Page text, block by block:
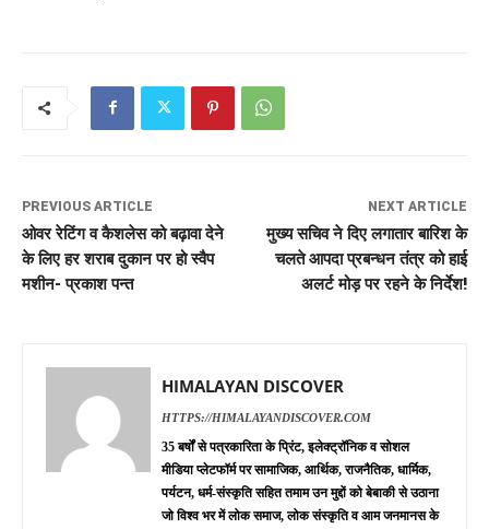
PREVIOUS ARTICLE
ओवर रेटिंग व कैशलेस को बढ़ावा देने
के लिए हर शराब दुकान पर हो स्वैप
मशीन- प्रकाश पन्त
NEXT ARTICLE
मुख्य सचिव ने दिए लगातार बारिश के
चलते आपदा प्रबन्धन तंत्र को हाई
अलर्ट मोड़ पर रहने के निर्देश!
HIMALAYAN DISCOVER
HTTPS://HIMALAYANDISCOVER.COM
35 बर्षों से पत्रकारिता के प्रिंट, इलेक्ट्रॉनिक व सोशल
मीडिया प्लेटफॉर्म पर सामाजिक, आर्थिक, राजनैतिक, धार्मिक,
पर्यटन, धर्म-संस्कृति सहित तमाम उन मुद्दों को बेबाकी से उठाना
जो विश्व भर में लोक समाज, लोक संस्कृति व आम जनमानस के